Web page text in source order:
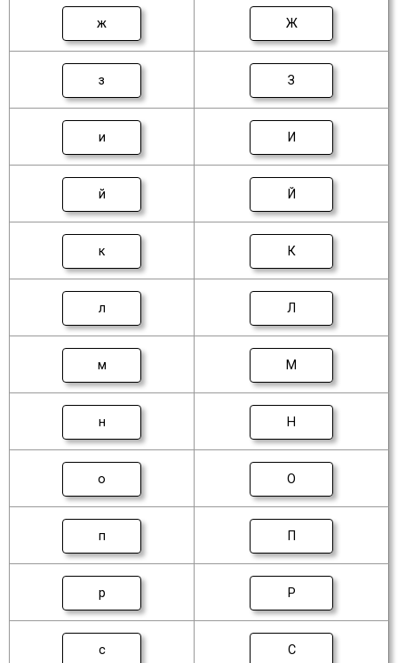
ж Ж
з З
и И
й Й
к К
л Л
м М
н Н
о О
п П
р Р
с С